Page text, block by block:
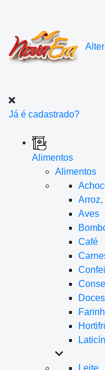
Já é cadastrado?
Alimentos
Alimentos
Arroz,
Aves
Café
Leite